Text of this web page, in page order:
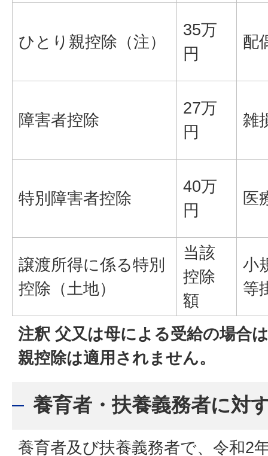
ひとり親控除（注）
35万
円
配
障害者控除
27万
円
雑
特別障害者控除
40万
円
医
譲渡所得に係る特別
控除（土地）
当該
控除
額
小
等
注釈 父又は母による受給の場合
親控除は適用されません。
養育者・扶養義務者に対
養育者及び扶養義務者で、令和2